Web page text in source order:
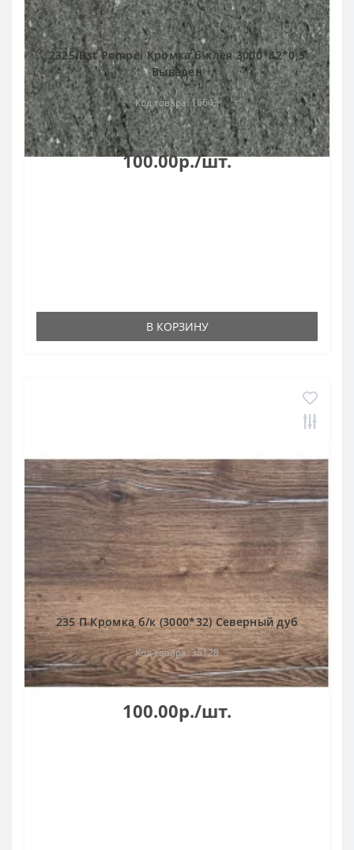
2325/Bst Pompei Кромка б\клея 3000*42*0,5
Выведен
Код товара: 16643
100.00р./шт.
В КОРЗИНУ
235 П Кромка б/к (3000*32) Северный дуб
Код товара: 35128
100.00р./шт.